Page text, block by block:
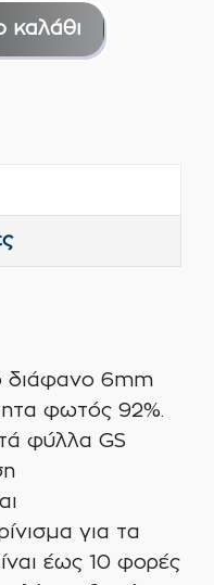
OEM
καλάθι
διάφανο 6mm
φωτός 92%.
φύλλα GS
για τα
έως 10 φορές